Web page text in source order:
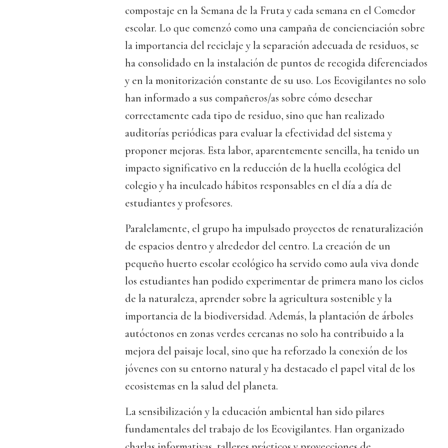
compostaje en la Semana de la Fruta y cada semana en el Comedor
escolar. Lo que comenzó como una campaña de concienciación sobre
la importancia del reciclaje y la separación adecuada de residuos, se
ha consolidado en la instalación de puntos de recogida diferenciados
y en la monitorización constante de su uso. Los Ecovigilantes no solo
han informado a sus compañeros/as sobre cómo desechar
correctamente cada tipo de residuo, sino que han realizado
auditorías periódicas para evaluar la efectividad del sistema y
proponer mejoras. Esta labor, aparentemente sencilla, ha tenido un
impacto significativo en la reducción de la huella ecológica del
colegio y ha inculcado hábitos responsables en el día a día de
estudiantes y profesores.
Paralelamente, el grupo ha impulsado proyectos de renaturalización
de espacios dentro y alrededor del centro. La creación de un
pequeño huerto escolar ecológico ha servido como aula viva donde
los estudiantes han podido experimentar de primera mano los ciclos
de la naturaleza, aprender sobre la agricultura sostenible y la
importancia de la biodiversidad. Además, la plantación de árboles
autóctonos en zonas verdes cercanas no solo ha contribuido a la
mejora del paisaje local, sino que ha reforzado la conexión de los
jóvenes con su entorno natural y ha destacado el papel vital de los
ecosistemas en la salud del planeta.
La sensibilización y la educación ambiental han sido pilares
fundamentales del trabajo de los Ecovigilantes. Han organizado